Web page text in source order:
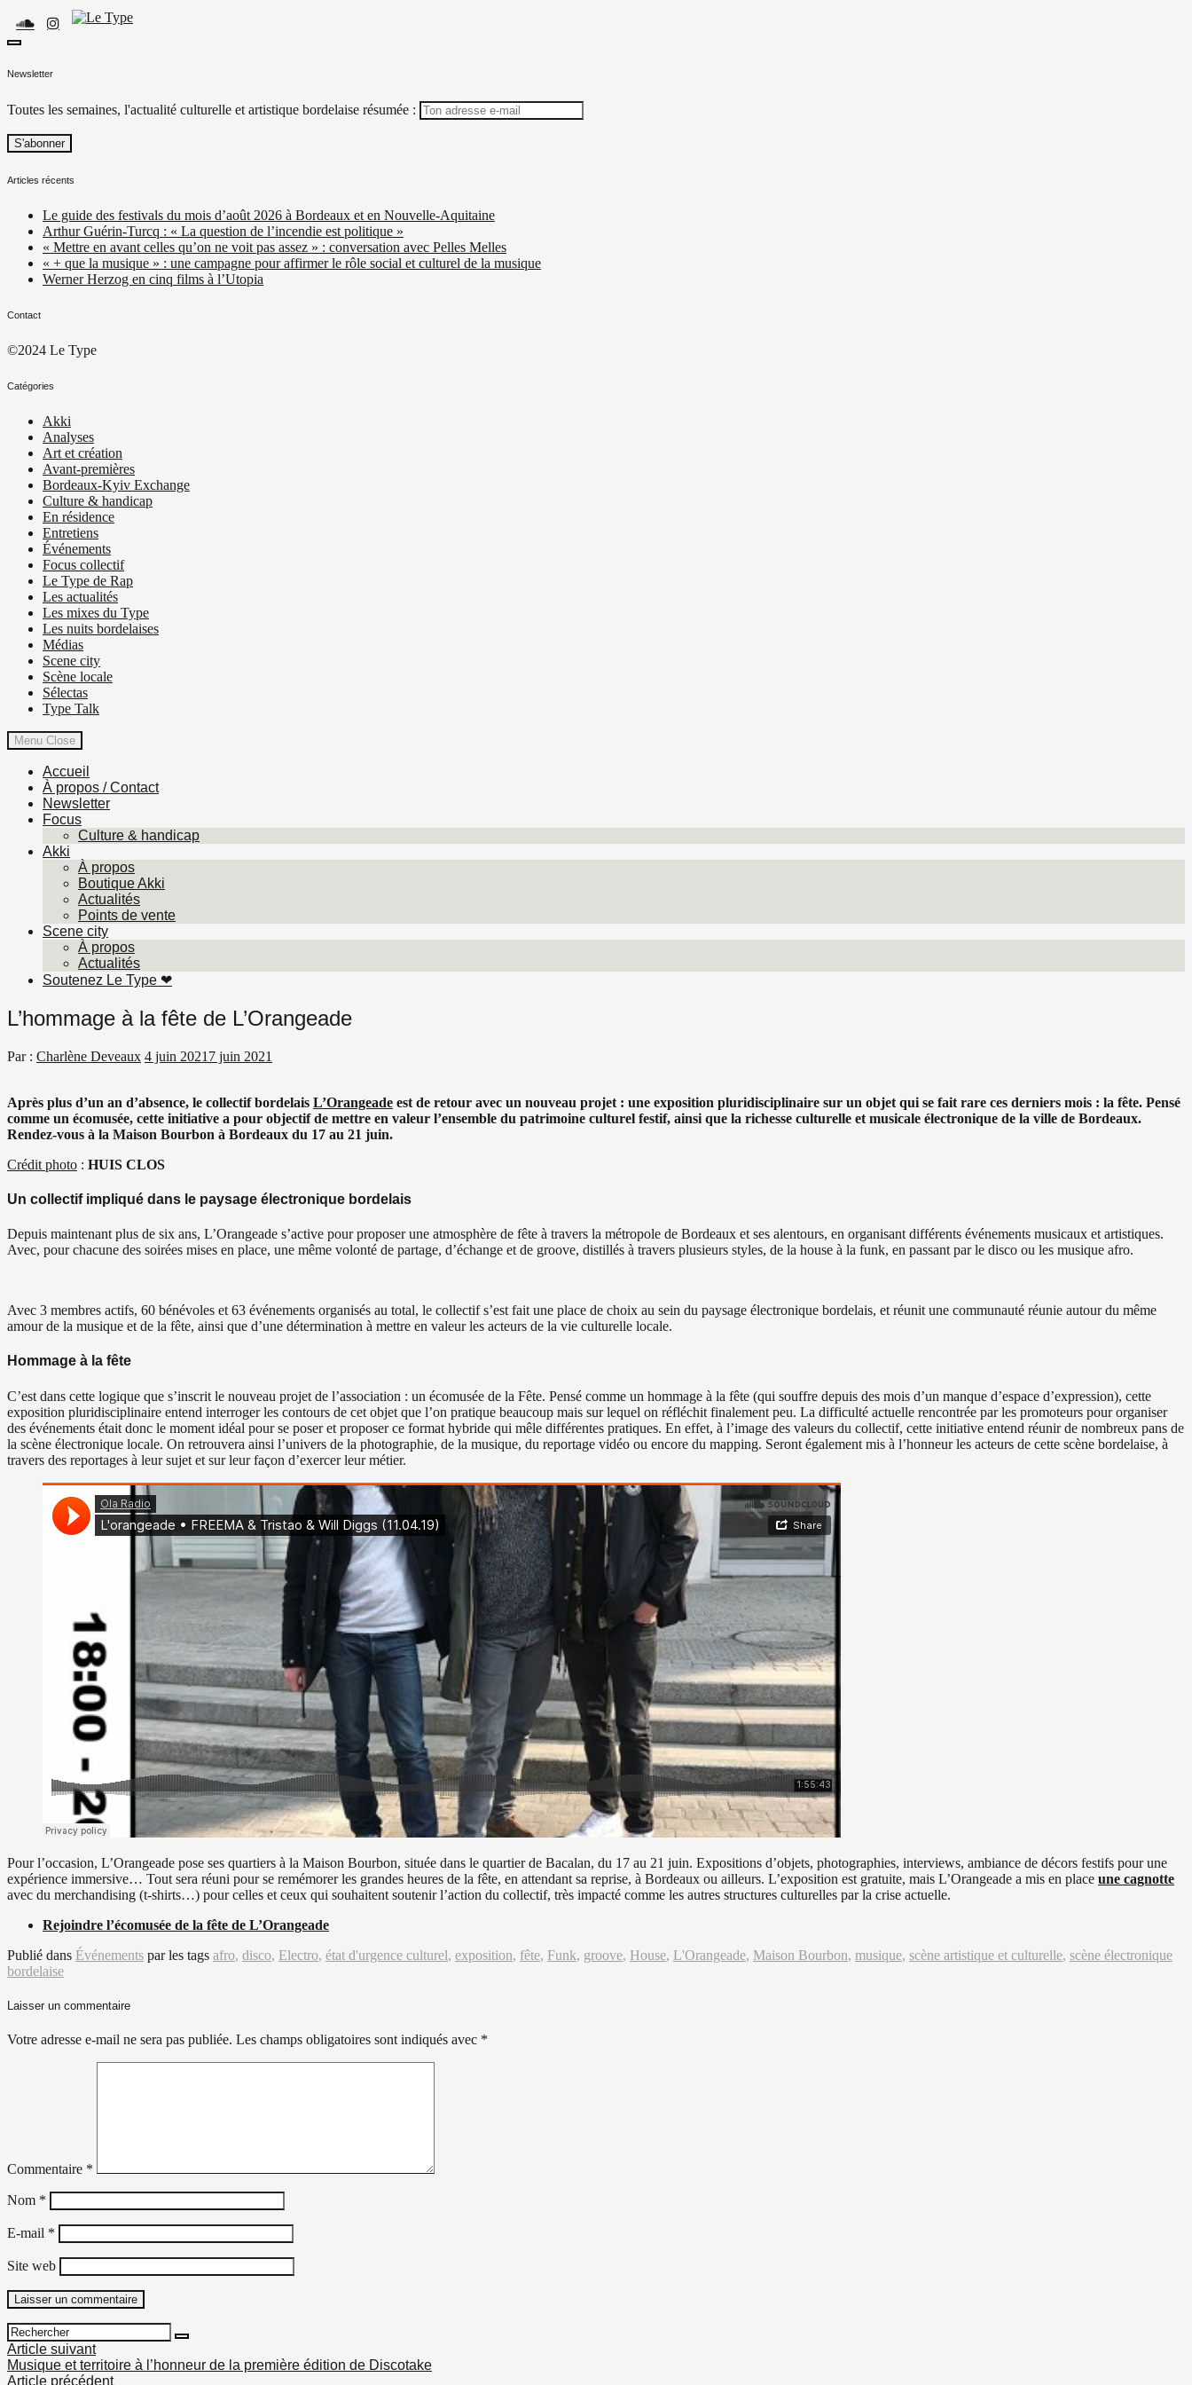
to
content
toggle
sidebar
Newsletter
Toutes les semaines, l'actualité culturelle et artistique bordelaise résumée :
Articles récents
Le guide des festivals du mois d’août 2026 à Bordeaux et en Nouvelle-Aquitaine
Arthur Guérin-Turcq : « La question de l’incendie est politique »
« Mettre en avant celles qu’on ne voit pas assez » : conversation avec Pelles Melles
« + que la musique » : une campagne pour affirmer le rôle social et culturel de la musique
Werner Herzog en cinq films à l’Utopia
Contact
©2024 Le Type
Catégories
Akki
Analyses
Art et création
Avant-premières
Bordeaux-Kyiv Exchange
Culture & handicap
En résidence
Entretiens
Événements
Focus collectif
Le Type de Rap
Les actualités
Les mixes du Type
Les nuits bordelaises
Médias
Scene city
Scène locale
Sélectas
Type Talk
Menu Close
Accueil
À propos / Contact
Newsletter
Focus
Culture & handicap
Akki
À propos
Boutique Akki
Actualités
Points de vente
Scene city
À propos
Actualités
Soutenez Le Type ❤︎
L’hommage à la fête de L’Orangeade
Par : Charlène Deveaux 4 juin 2021 7 juin 2021
Après plus d’un an d’absence, le collectif bordelais L’Orangeade est de retour avec un nouveau projet : une exposition pluridisciplinaire sur un objet qui se fait rare ces derniers mois : la fête. Pensé
comme un écomusée, cette initiative a pour objectif de mettre en valeur l’ensemble du patrimoine culturel festif, ainsi que la richesse culturelle et musicale électronique de la ville de Bordeaux.
Rendez-vous à la Maison Bourbon à Bordeaux du 17 au 21 juin.
Crédit photo : HUIS CLOS
Un collectif impliqué dans le paysage électronique bordelais
Depuis maintenant plus de six ans, L’Orangeade s’active pour proposer une atmosphère de fête à travers la métropole de Bordeaux et ses alentours, en organisant différents événements musicaux et artistiques.
Avec, pour chacune des soirées mises en place, une même volonté de partage, d’échange et de groove, distillés à travers plusieurs styles, de la house à la funk, en passant par le disco ou les musique afro.
Avec 3 membres actifs, 60 bénévoles et 63 événements organisés au total, le collectif s’est fait une place de choix au sein du paysage électronique bordelais, et réunit une communauté réunie autour du même
amour de la musique et de la fête, ainsi que d’une détermination à mettre en valeur les acteurs de la vie culturelle locale.
Hommage à la fête
C’est dans cette logique que s’inscrit le nouveau projet de l’association : un écomusée de la Fête. Pensé comme un hommage à la fête (qui souffre depuis des mois d’un manque d’espace d’expression), cette
exposition pluridisciplinaire entend interroger les contours de cet objet que l’on pratique beaucoup mais sur lequel on réfléchit finalement peu. La difficulté actuelle rencontrée par les promoteurs pour organiser
des événements était donc le moment idéal pour se poser et proposer ce format hybride qui mêle différentes pratiques. En effet, à l’image des valeurs du collectif, cette initiative entend réunir de nombreux pans de
la scène électronique locale. On retrouvera ainsi l’univers de la photographie, de la musique, du reportage vidéo ou encore du mapping. Seront également mis à l’honneur les acteurs de cette scène bordelaise, à
travers des reportages à leur sujet et sur leur façon d’exercer leur métier.
Pour l’occasion, L’Orangeade pose ses quartiers à la Maison Bourbon, située dans le quartier de Bacalan, du 17 au 21 juin. Expositions d’objets, photographies, interviews, ambiance de décors festifs pour une
expérience immersive… Tout sera réuni pour se remémorer les grandes heures de la fête, en attendant sa reprise, à Bordeaux ou ailleurs. L’exposition est gratuite, mais L’Orangeade a mis en place une cagnotte
avec du merchandising (t-shirts…) pour celles et ceux qui souhaitent soutenir l’action du collectif, très impacté comme les autres structures culturelles par la crise actuelle.
Rejoindre l’écomusée de la fête de L’Orangeade
Publié dans Événements parles tags afro, disco, Electro, état d'urgence culturel, exposition, fête, Funk, groove, House, L'Orangeade, Maison Bourbon, musique, scène artistique et culturelle, scène électronique
bordelaise
Laisser un commentaire
Votre adresse e-mail ne sera pas publiée. Les champs obligatoires sont indiqués avec *
Commentaire *
Nom *
E-mail *
Site web
Search
for:
Search
Navigation
des
Article suivant
Musique et territoire à l’honneur de la première édition de Discotake
Article précédent